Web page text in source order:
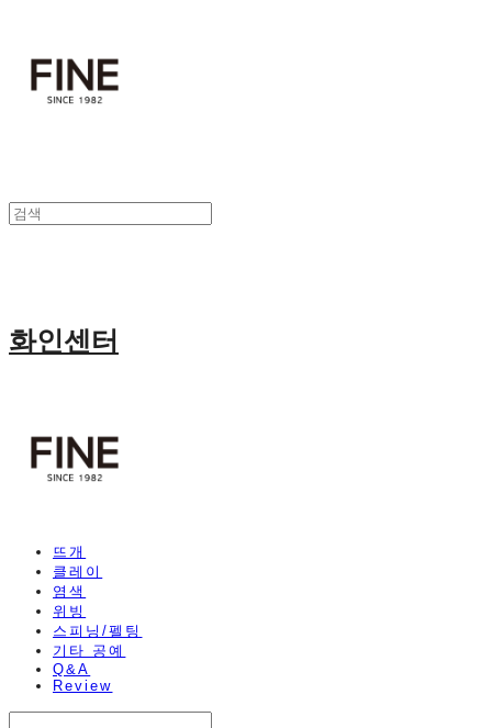
화인센터
뜨개
클레이
염색
위빙
스피닝/펠팅
기타 공예
Q&A
Review